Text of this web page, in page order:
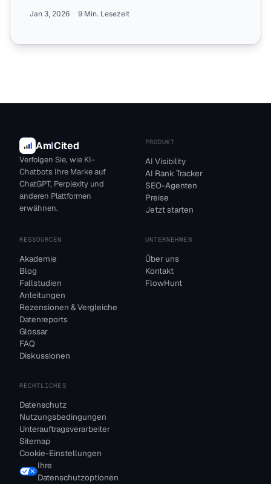
Jan 3, 2026 9 Min. Lesezeit
AmICited
Verfolgen Sie, wie KI-
Chatbots Ihre Marke auf
ChatGPT, Perplexity und
anderen Plattformen
erwähnen.
PRODUKT
AI Visibility
AI Rank Tracker
SEO-Agenten
Preise
Jetzt starten
RESSOURCEN
Akademie
Blog
Fallstudien
Anleitungen
Rezensionen & Vergleiche
Datenreports
Glossar
FAQ
Diskussionen
UNTERNEHMEN
Über uns
Kontakt
FlowHunt
RECHTLICHES
Datenschutz
Nutzungsbedingungen
Unterauftragsverarbeiter
Sitemap
Cookie-Einstellungen
Ihre
Datenschutzoptionen